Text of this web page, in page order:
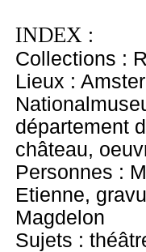
INDEX :
Collections :
Lieux :
département
château,
Personnes :
Etienne,
Magdelon
Sujets :